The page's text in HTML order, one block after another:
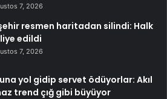
7, 2026
resmen haritadan silindi: Halk
edildi
7, 2026
yol gidip servet ödüyorlar: Akıl
trend çığ gibi büyüyor